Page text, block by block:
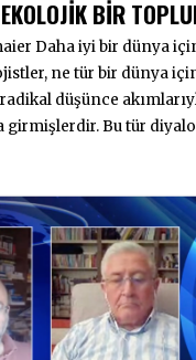
A
L
I
K
2
0
BİR
Daha iyi bir dünya
ne tür bir dünya
düşünce
girmişlerdir. Bu tür